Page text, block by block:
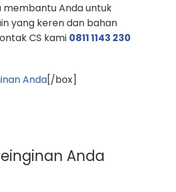
membantu Anda untuk
yang keren dan bahan
CS kami 0811 1143 230
Anda[/box]
Anda